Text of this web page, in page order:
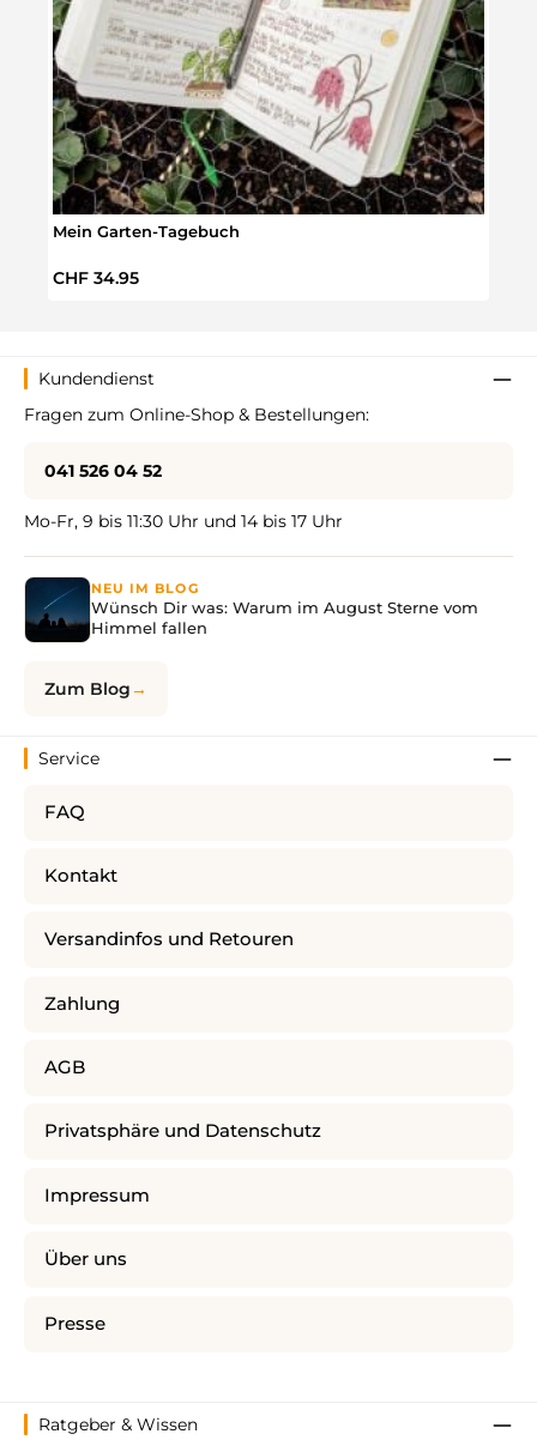
Mein Garten-Tagebuch
Regulärer Preis:
CHF 34.95
Kundendienst
Fragen zum Online-Shop & Bestellungen:
041 526 04 52
Mo-Fr, 9 bis 11:30 Uhr und 14 bis 17 Uhr
NEU IM BLOG
Wünsch Dir was: Warum im August Sterne vom
Himmel fallen
Zum Blog
Service
FAQ
Kontakt
Versandinfos und Retouren
Zahlung
AGB
Privatsphäre und Datenschutz
Impressum
Über uns
Presse
Ratgeber & Wissen